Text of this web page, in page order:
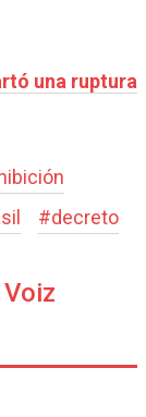
una ruptura
#decreto